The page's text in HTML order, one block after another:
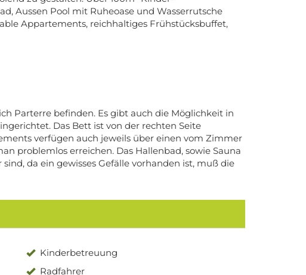
Aussen Pool mit Ruheoase und Wasserrutsche
Appartements, reichhaltiges Frühstücksbuffet,
Parterre befinden. Es gibt auch die Möglichkeit in
Das Bett ist von der rechten Seite
verfügen auch jeweils über einen vom Zimmer
problemlos erreichen. Das Hallenbad, sowie Sauna
da ein gewisses Gefälle vorhanden ist, muß die
Kinderbetreuung
Radfahrer